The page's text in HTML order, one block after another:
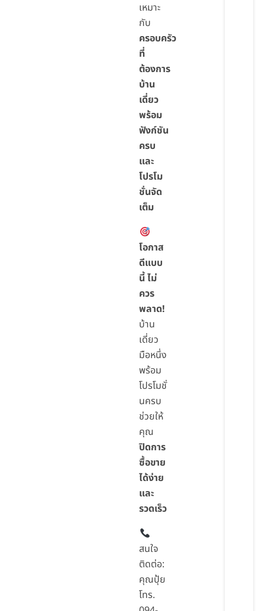
เหมาะ
กับ
ครอบครัว
ที่
ต้องการ
บ้าน
เดี่ยว
พร้อม
ฟังก์ชัน
ครบ
และ
โปรโม
ชั่นจัด
เต็ม
โอกาส
ดีแบบ
นี้ ไม่
ควร
พลาด!
บ้าน
เดี่ยว
มือหนึ่ง
พร้อม
โปรโมชั่
นครบ
ช่วยให้
คุณ
ปิดการ
ซื้อขาย
ได้ง่าย
และ
รวดเร็ว
สนใจ
ติดต่อ:
คุณปุ้ย
โทร.